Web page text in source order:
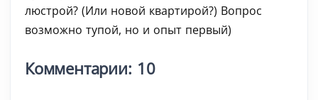
люстрой? (Или новой квартирой?) Вопрос
возможно тупой, но и опыт первый)
Комментарии: 10